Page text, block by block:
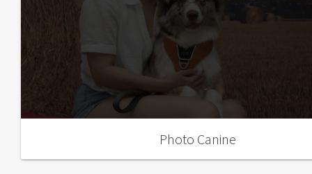
Photo Canine